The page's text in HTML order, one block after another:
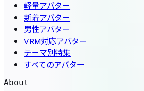
軽量アバター
新着アバター
男性アバター
VRM対応アバター
テーマ別特集
すべてのアバター
About